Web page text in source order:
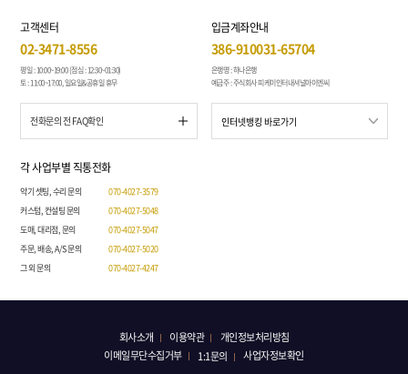
고객센터
02-3471-8556
평일 : 10:00~19:00 (점심 : 12:30~01:30)
토 : 11:00~17:00, 일요일&공휴일 휴무
전화문의 전 FAQ확인
입금계좌안내
386-910031-65704
은행명 : 하나은행
예금주 : 주식회사 피케이인터내셔널아이엔씨
각 사업부별 직통전화
악기 셋팅, 수리 문의
070-4027-3579
커스텀, 컨설팅 문의
070-4027-5048
도매, 대리점, 문의
070-4027-5047
주문, 배송, A/S 문의
070-4027-5020
그 외 문의
070-4027-4247
회사소개 이용약관
개인정보처리방침
이메일무단수집거부
1:1문의 사업자정보확인